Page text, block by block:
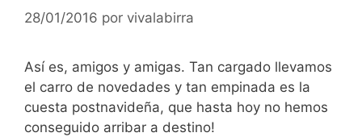
28/01/2016 por vivalabirra
Así es, amigos y amigas. Tan cargado llevamos
el carro de novedades y tan empinada es la
cuesta postnavideña, que hasta hoy no hemos
conseguido arribar a destino!